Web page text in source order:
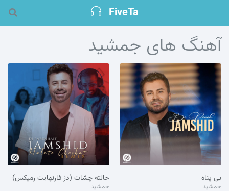
FiveTa
آهنگ های جمشید
بی پناه
جمشید
حالته چشات (دژ فارنهایت رمیکس)
جمشید